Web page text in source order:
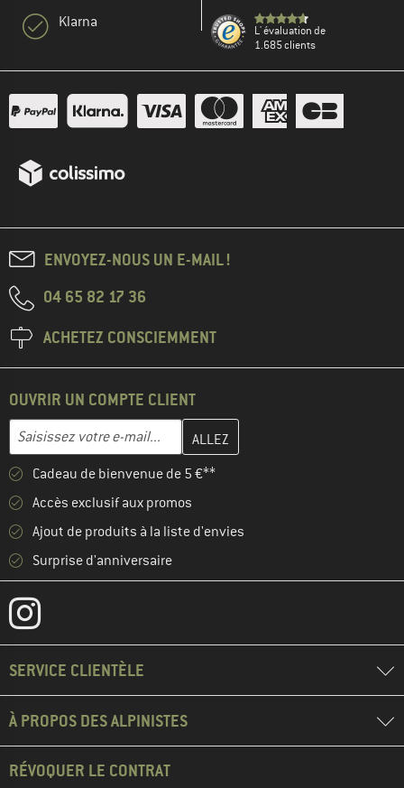
Klarna
L' évaluation de
1.685 clients
ENVOYEZ-NOUS UN E-MAIL !
04 65 82 17 36
ACHETEZ CONSCIEMMENT
OUVRIR UN COMPTE CLIENT
Adresse e-mail
Entrez votre adresse e-mail ici et créez votre compte client à la
Cadeau de bienvenue de 5 €**
Accès exclusif aux promos
Ajout de produits à la liste d'envies
Surprise d'anniversaire
SERVICE CLIENTÈLE
À PROPOS DES ALPINISTES
RÉVOQUER LE CONTRAT